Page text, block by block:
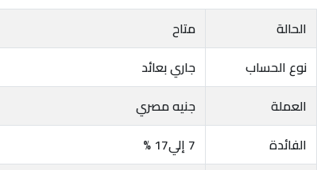
الحالة
متاح
نوع الحساب
جاري بعائد
العملة
جنيه مصري
الفائدة
7 إلي17 %